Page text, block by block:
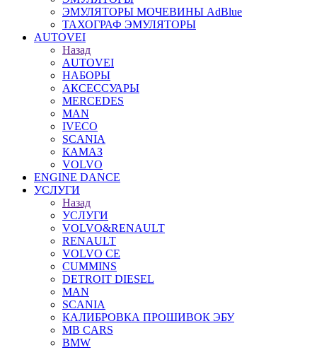
ЭМУЛЯТОРЫ МОЧЕВИНЫ АdBlue
ТАХОГРАФ ЭМУЛЯТОРЫ
AUTOVEI
Назад
AUTOVEI
НАБОРЫ
АКСЕССУАРЫ
MERCEDES
MAN
IVECO
SCANIA
КАМАЗ
VOLVO
ENGINE DANCE
УСЛУГИ
Назад
УСЛУГИ
VOLVO&RENAULT
RENAULT
VOLVO CE
CUMMINS
DETROIT DIESEL
MAN
SCANIA
КАЛИБРОВКА ПРОШИВОК ЭБУ
MB CARS
BMW